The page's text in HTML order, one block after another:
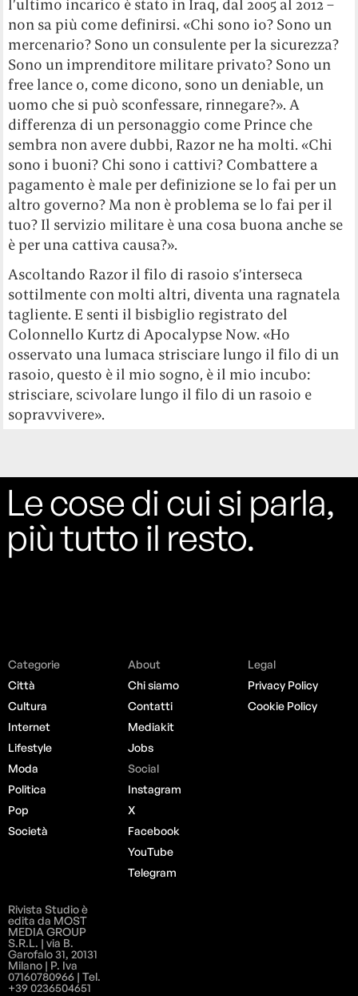
l’ultimo incarico è stato in Iraq, dal 2005 al 2012 –
non sa più come definirsi. «Chi sono io? Sono un
mercenario? Sono un consulente per la sicurezza?
Sono un imprenditore militare privato? Sono un
free lance o, come dicono, sono un deniable, un
uomo che si può sconfessare, rinnegare?». A
differenza di un personaggio come Prince che
sembra non avere dubbi, Razor ne ha molti. «Chi
sono i buoni? Chi sono i cattivi? Combattere a
pagamento è male per definizione se lo fai per un
altro governo? Ma non è problema se lo fai per il
tuo? Il servizio militare è una cosa buona anche se
è per una cattiva causa?».
Ascoltando Razor il filo di rasoio s’interseca
sottilmente con molti altri, diventa una ragnatela
tagliente. E senti il bisbiglio registrato del
Colonnello Kurtz di Apocalypse Now. «Ho
osservato una lumaca strisciare lungo il filo di un
rasoio, questo è il mio sogno, è il mio incubo:
strisciare, scivolare lungo il filo di un rasoio e
sopravvivere».
Le cose di cui si parla,
più tutto il resto.
Categorie
Città
Cultura
Internet
Lifestyle
Moda
Politica
Pop
Società
About
Chi siamo
Contatti
Mediakit
Jobs
Social
Instagram
X
Facebook
YouTube
Telegram
Legal
Privacy Policy
Cookie Policy
Rivista Studio è
edita da MOST
MEDIA GROUP
S.R.L. | via B.
Garofalo 31, 20131
Milano | P. Iva
07160780966 | Tel.
+39 0236504651